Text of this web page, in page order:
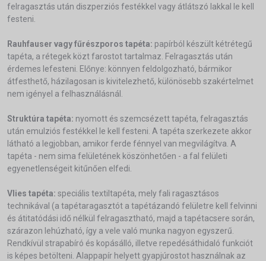
felragasztás után diszperziós festékkel vagy átlátszó lakkal le kell
festeni.
Rauhfauser vagy fűrészporos tapéta: papírból készült kétrétegű
tapéta, a rétegek közt farostot tartalmaz. Felragasztás után
érdemes lefesteni. Előnye: könnyen feldolgozható, bármikor
átfesthető, házilagosan is kivitelezhető, különösebb szakértelmet
nem igényel a felhasználásnál.
Struktúra tapéta: nyomott és szemcsézett tapéta, felragasztás
után emulziós festékkel le kell festeni. A tapéta szerkezete akkor
látható a legjobban, amikor ferde fénnyel van megvilágítva. A
tapéta - nem sima felületének köszönhetően - a fal felületi
egyenetlenségeit kitűnően elfedi.
Vlies tapéta: speciális textiltapéta, mely fali ragasztásos
technikával (a tapétaragasztót a tapétázandó felületre kell felvinni
és átitatódási idő nélkül felragasztható, majd a tapétacsere során,
szárazon lehúzható, így a vele való munka nagyon egyszerű.
Rendkívül strapabíró és kopásálló, illetve repedésáthidaló funkciót
is képes betölteni. Alappapír helyett gyapjúrostot használnak az